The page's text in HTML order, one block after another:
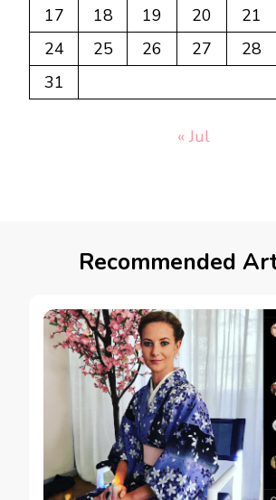
17
18 19 20 21
24
25 26 27 28
31
« Jul
Recommended